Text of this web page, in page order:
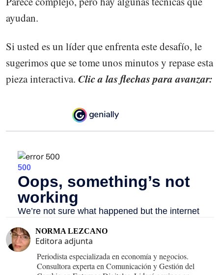
ayudan.
Si usted es un líder que enfrenta este desafío, le
sugerimos que se tome unos minutos y repase esta
pieza interactiva. Clic a las flechas para avanzar:
NORMA LEZCANO
Editora adjunta
Periodista especializada en economía y negocios.
Consultora experta en Comunicación y Gestión del